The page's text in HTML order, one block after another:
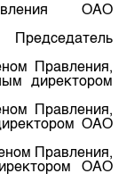
ОАО
Правления,
директором
Правления,
ОАО
Правления,
ОАО